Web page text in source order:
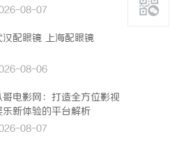
08-07
汉配眼镜 上海配眼镜
08-06
哥电影网：打造全方位影视
乐新体验的平台解析
08-07